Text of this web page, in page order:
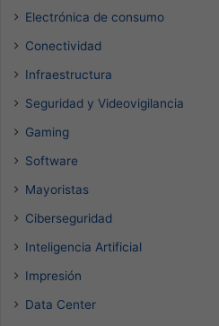
Electrónica de consumo
Conectividad
Infraestructura
Seguridad y Videovigilancia
Gaming
Software
Mayoristas
Ciberseguridad
Inteligencia Artificial
Impresión
Data Center